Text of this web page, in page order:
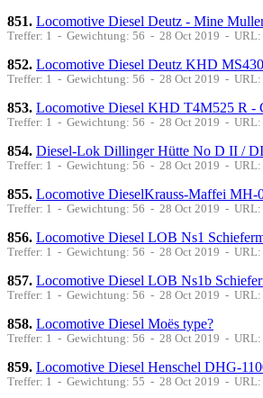
851. Locomotive Diesel Deutz - Mine
Treffer: 1 - Gewichtung: 56 - 28 Oct 2019 - URL:
852. Locomotive Diesel Deutz KHD
Treffer: 1 - Gewichtung: 56 - 28 Oct 2019 -
853. Locomotive Diesel KHD T4M525 R -
Treffer: 1 - Gewichtung: 56 - 28 Oct 2019 -
854. Diesel-Lok Dillinger Hütte No D II /
Treffer: 1 - Gewichtung: 56 - 28 Oct 2019 -
855. Locomotive DieselKrauss-Maffei MH-
Treffer: 1 - Gewichtung: 56 - 28 Oct 2019 - URL:
856. Locomotive Diesel LOB Ns1
Treffer: 1 - Gewichtung: 56 - 28 Oct 2019 -
857. Locomotive Diesel LOB Ns1b
Treffer: 1 - Gewichtung: 56 - 28 Oct 2019 -
858. Locomotive Diesel Moës type?
Treffer: 1 - Gewichtung: 56 - 28 Oct 2019 - URL:
859. Locomotive Diesel Henschel DHG-
Treffer: 1 - Gewichtung: 55 - 28 Oct 2019 - URL: